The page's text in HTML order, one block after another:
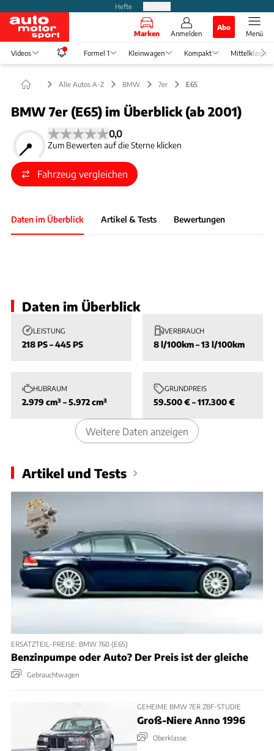
Hefte
Marken Anmelden
Abo
Menü
Videos Formel 1 Kleinwagen Kompakt Mittelklasse
Alle Autos A-Z BMW 7er E65
BMW 7er (E65) im Überblick (ab 2001)
0,0
Zum Bewerten auf die Sterne klicken
Fahrzeug vergleichen
Daten im Überblick Artikel & Tests Bewertungen
Daten im Überblick
LEISTUNG
218 PS – 445 PS
VERBRAUCH
8 l/100km – 13 l/100km
HUBRAUM
2.979 cm³ – 5.972 cm³
GRUNDPREIS
59.500 € – 117.300 €
Weitere Daten anzeigen
Artikel und Tests
ERSATZTEIL-PREISE: BMW 760 (E65)
Benzinpumpe oder Auto? Der Preis ist der gleiche
Gebrauchtwagen
GEHEIME BMW 7ER ZBF-STUDIE
Groß-Niere Anno 1996
Oberklasse